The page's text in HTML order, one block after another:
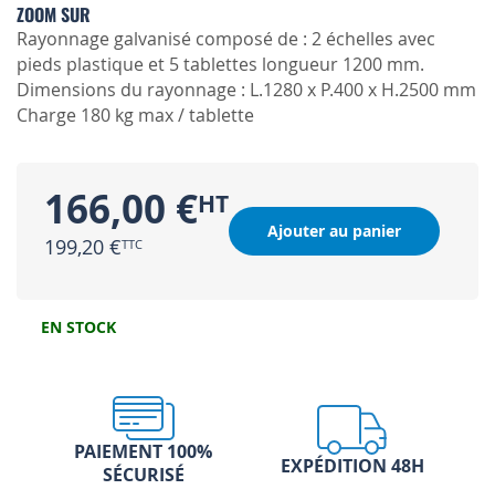
ZOOM SUR
Rayonnage galvanisé composé de : 2 échelles avec
pieds plastique et 5 tablettes longueur 1200 mm.
Dimensions du rayonnage : L.1280 x P.400 x H.2500 mm
Charge 180 kg max / tablette
166,00 €
199,20 €
Ajouter au panier
EN STOCK
PAIEMENT 100%
SÉCURISÉ
EXPÉDITION 48H